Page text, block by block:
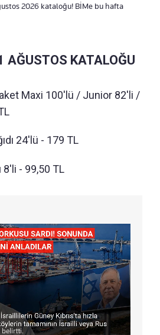
2026 kataloğu! BİMe bu hafta
AĞUSTOS KATALOĞU
Maxi 100'lü / Junior 82'li /
24'lü - 179 TL
8'li - 99,50 TL